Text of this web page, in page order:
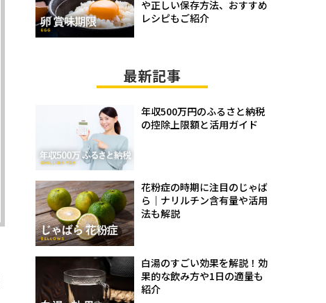
や正しい保存方法、おすすめ
レシピもご紹介
最新記事
年収500万円のふるさと納税
の控除上限額と活用ガイド
花粉症の時期に注目のじゃば
ら｜ナリルチン含有量や活用
法も解説
白湯のすごい効果を解説！効
果的な飲み方や1日の適量も
紹介